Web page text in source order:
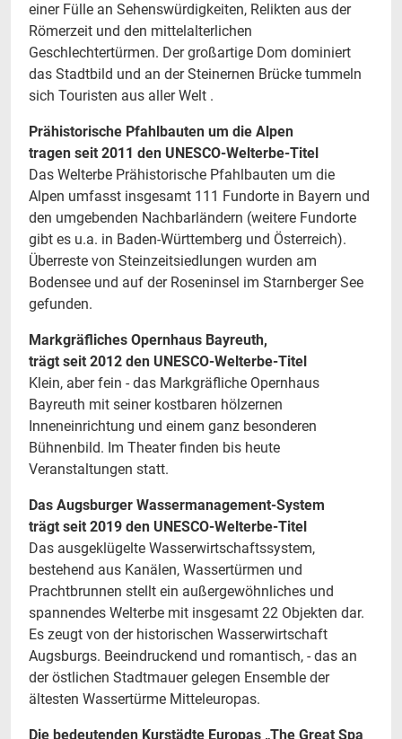
einer Fülle an Sehenswürdigkeiten, Relikten aus der
Römerzeit und den mittelalterlichen
Geschlechtertürmen. Der großartige Dom dominiert
das Stadtbild und an der Steinernen Brücke tummeln
sich Touristen aus aller Welt .
Prähistorische Pfahlbauten um die Alpen
tragen seit 2011 den UNESCO-Welterbe-Titel
Das Welterbe Prähistorische Pfahlbauten um die
Alpen umfasst insgesamt 111 Fundorte in Bayern und
den umgebenden Nachbarländern (weitere Fundorte
gibt es u.a. in Baden-Württemberg und Österreich).
Überreste von Steinzeitsiedlungen wurden am
Bodensee und auf der Roseninsel im Starnberger See
gefunden.
Markgräfliches Opernhaus Bayreuth,
trägt seit 2012 den UNESCO-Welterbe-Titel
Klein, aber fein - das Markgräfliche Opernhaus
Bayreuth mit seiner kostbaren hölzernen
Inneneinrichtung und einem ganz besonderen
Bühnenbild. Im Theater finden bis heute
Veranstaltungen statt.
Das Augsburger Wassermanagement-System
trägt seit 2019 den UNESCO-Welterbe-Titel
Das ausgeklügelte Wasserwirtschaftssystem,
bestehend aus Kanälen, Wassertürmen und
Prachtbrunnen stellt ein außergewöhnliches und
spannendes Welterbe mit insgesamt 22 Objekten dar.
Es zeugt von der historischen Wasserwirtschaft
Augsburgs. Beeindruckend und romantisch, - das an
der östlichen Stadtmauer gelegen Ensemble der
ältesten Wassertürme Mitteleuropas.
Die bedeutenden Kurstädte Europas „The Great Spa